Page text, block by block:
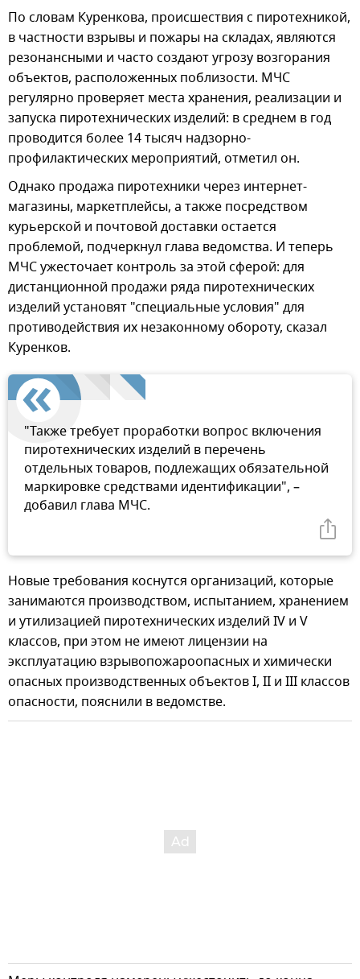
По словам Куренкова, происшествия с пиротехникой,
в частности взрывы и пожары на складах, являются
резонансными и часто создают угрозу возгорания
объектов, расположенных поблизости. МЧС
регулярно проверяет места хранения, реализации и
запуска пиротехнических изделий: в среднем в год
проводится более 14 тысяч надзорно-
профилактических мероприятий, отметил он.
Однако продажа пиротехники через интернет-
магазины, маркетплейсы, а также посредством
курьерской и почтовой доставки остается
проблемой, подчеркнул глава ведомства. И теперь
МЧС ужесточает контроль за этой сферой: для
дистанционной продажи ряда пиротехнических
изделий установят "специальные условия" для
противодействия их незаконному обороту, сказал
Куренков.
"Также требует проработки вопрос включения
пиротехнических изделий в перечень
отдельных товаров, подлежащих обязательной
маркировке средствами идентификации", –
добавил глава МЧС.
Новые требования коснутся организаций, которые
занимаются производством, испытанием, хранением
и утилизацией пиротехнических изделий IV и V
классов, при этом не имеют лицензии на
эксплуатацию взрывопожароопасных и химически
опасных производственных объектов I, II и III классов
опасности, пояснили в ведомстве.